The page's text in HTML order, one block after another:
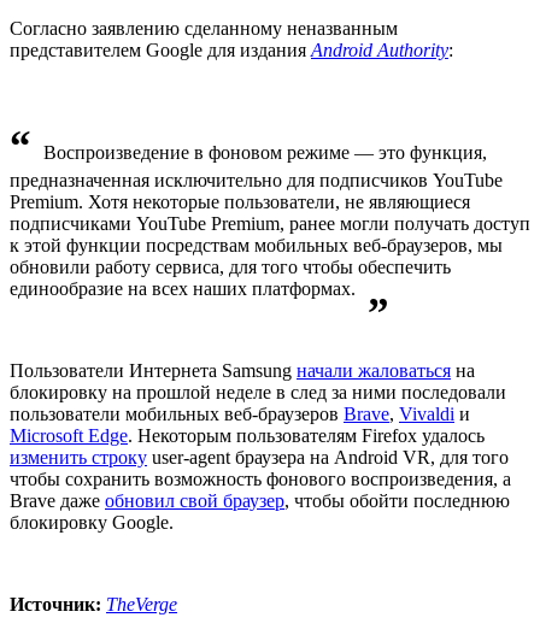
Согласно заявлению сделанному неназванным
представителем Google для издания Android Authority:
“
Воспроизведение в фоновом режиме — это функция,
предназначенная исключительно для подписчиков YouTube
Premium. Хотя некоторые пользователи, не являющиеся
подписчиками YouTube Premium, ранее могли получать доступ
к этой функции посредствам мобильных веб-браузеров, мы
обновили работу сервиса, для того чтобы обеспечить
единообразие на всех наших платформах.
”
Пользователи Интернета Samsung начали жаловаться на
блокировку на прошлой неделе в след за ними последовали
пользователи мобильных веб-браузеров Brave, Vivaldi и
Microsoft Edge. Некоторым пользователям Firefox удалось
изменить строку user-agent браузера на Android VR, для того
чтобы сохранить возможность фонового воспроизведения, а
Brave даже обновил свой браузер, чтобы обойти последнюю
блокировку Google.
Источник: TheVerge